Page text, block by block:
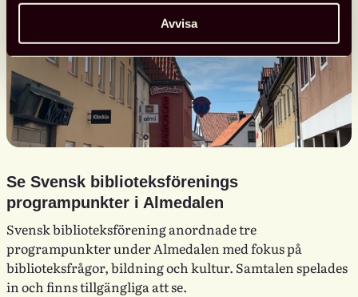
Avvisa
Se Svensk biblioteksförenings
programpunkter i Almedalen
Svensk biblioteksförening anordnade tre
programpunkter under Almedalen med fokus på
biblioteksfrågor, bildning och kultur. Samtalen spelades
in och finns tillgängliga att se.